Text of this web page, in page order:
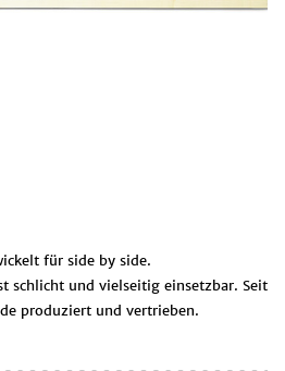
für side by side.
schlicht und vielseitig einsetzbar. Seit
produziert und vertrieben.